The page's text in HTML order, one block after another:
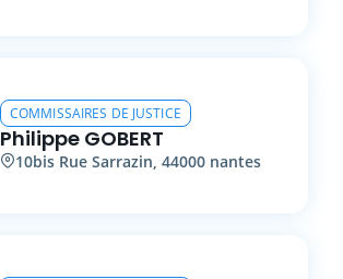
COMMISSAIRES DE JUSTICE
Philippe GOBERT
10bis Rue Sarrazin, 44000 nantes